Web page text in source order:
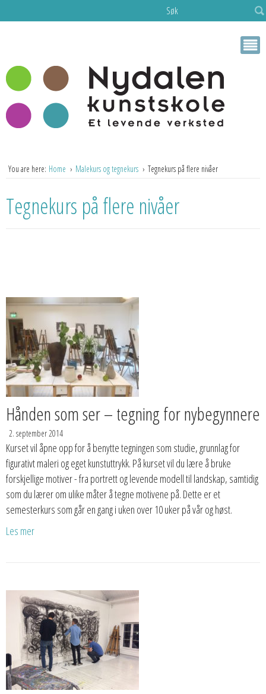
Søk
You are here: Home Malekurs og tegnekurs Tegnekurs på flere nivåer
Tegnekurs på flere nivåer
Hånden som ser – tegning for nybegynnere
2. september 2014
Kurset vil åpne opp for å benytte tegningen som studie, grunnlag for
figurativt maleri og eget kunstuttrykk. På kurset vil du lære å bruke
forskjellige motiver - fra portrett og levende modell til landskap, samtidig
som du lærer om ulike måter å tegne motivene på. Dette er et
semesterkurs som går en gang i uken over 10 uker på vår og høst.
Les mer